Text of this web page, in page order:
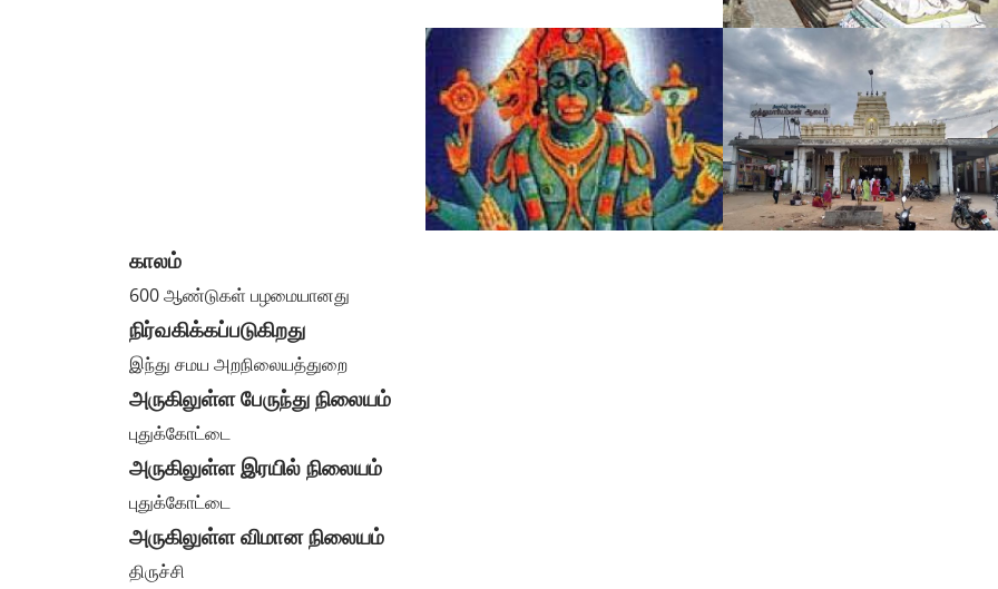
காலம்
600 ஆண்டுகள் பழமையானது
நிர்வகிக்கப்படுகிறது
இந்து சமய அறநிலையத்துறை
அருகிலுள்ள பேருந்து நிலையம்
புதுக்கோட்டை
அருகிலுள்ள இரயில் நிலையம்
புதுக்கோட்டை
அருகிலுள்ள விமான நிலையம்
திருச்சி